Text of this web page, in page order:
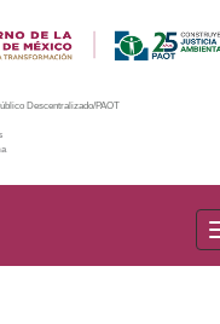
Descentralizado/PAOT